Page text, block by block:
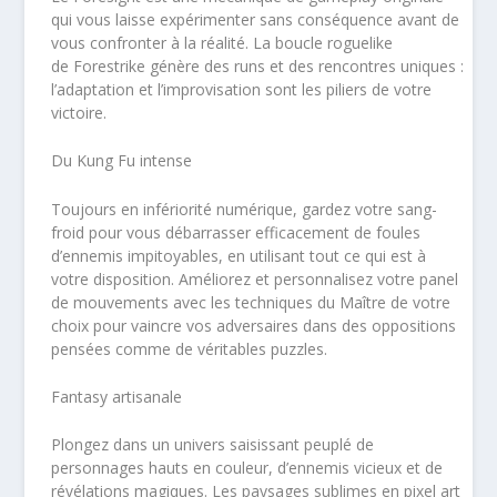
qui vous laisse expérimenter sans conséquence avant de
vous confronter à la réalité. La boucle roguelike
de Forestrike génère des runs et des rencontres uniques :
l’adaptation et l’improvisation sont les piliers de votre
victoire.
Du Kung Fu intense
Toujours en infériorité numérique, gardez votre sang-
froid pour vous débarrasser efficacement de foules
d’ennemis impitoyables, en utilisant tout ce qui est à
votre disposition. Améliorez et personnalisez votre panel
de mouvements avec les techniques du Maître de votre
choix pour vaincre vos adversaires dans des oppositions
pensées comme de véritables puzzles.
Fantasy artisanale
Plongez dans un univers saisissant peuplé de
personnages hauts en couleur, d’ennemis vicieux et de
révélations magiques. Les paysages sublimes en pixel art